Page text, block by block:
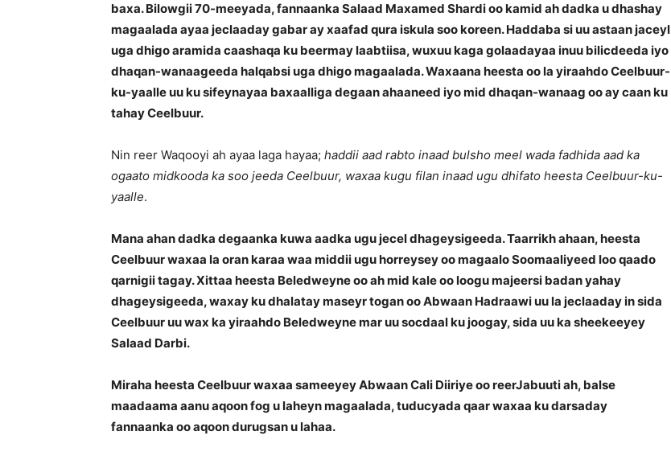
baxa. Bilowgii 70-meeyada, fannaanka Salaad Maxamed Shardi oo kamid ah dadka u dhashay
magaalada ayaa jeclaaday gabar ay xaafad qura iskula soo koreen. Haddaba si uu astaan jaceyl
uga dhigo aramida caashaqa ku beermay laabtiisa, wuxuu kaga golaadayaa inuu bilicdeeda iyo
dhaqan-wanaageeda halqabsi uga dhigo magaalada. Waxaana heesta oo la yiraahdo Ceelbuur-
ku-yaalle uu ku sifeynayaa baxaalliga degaan ahaaneed iyo mid dhaqan-wanaag oo ay caan ku
tahay Ceelbuur.
Nin reer Waqooyi ah ayaa laga hayaa; haddii aad rabto inaad bulsho meel wada fadhida aad ka
ogaato midkooda ka soo jeeda Ceelbuur, waxaa kugu filan inaad ugu dhifato heesta Ceelbuur-ku-
yaalle.
Mana ahan dadka degaanka kuwa aadka ugu jecel dhageysigeeda. Taarrikh ahaan, heesta
Ceelbuur waxaa la oran karaa waa middii ugu horreysey oo magaalo Soomaaliyeed loo qaado
qarnigii tagay. Xittaa heesta Beledweyne oo ah mid kale oo loogu majeersi badan yahay
dhageysigeeda, waxay ku dhalatay maseyr togan oo Abwaan Hadraawi uu la jeclaaday in sida
Ceelbuur uu wax ka yiraahdo Beledweyne mar uu socdaal ku joogay, sida uu ka sheekeeyey
Salaad Darbi.
Miraha heesta Ceelbuur waxaa sameeyey Abwaan Cali Diiriye oo reerJabuuti ah, balse
maadaama aanu aqoon fog u laheyn magaalada, tuducyada qaar waxaa ku darsaday
fannaanka oo aqoon durugsan u lahaa.